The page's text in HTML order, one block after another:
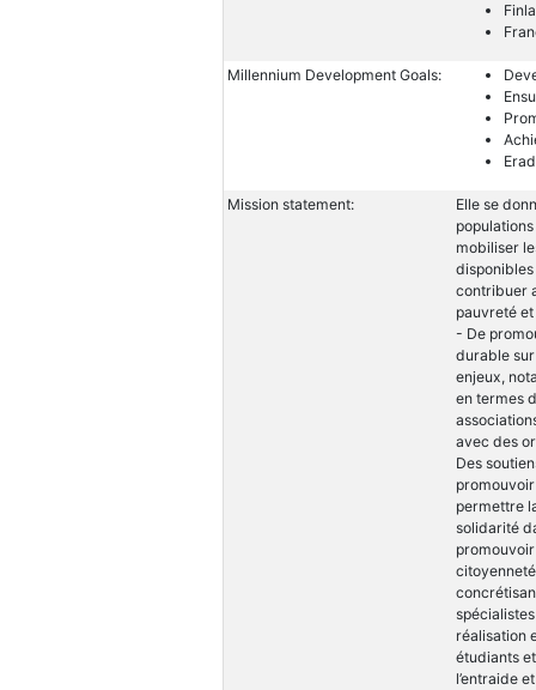
Millennium Development Goals:
Mission statement:
Elle se
mobiliser
contribuer
pauvreté
- De
durable
enjeux,
en termes
avec des
Des
permettre
solidarité
réalisation
étudiants
l’entraide